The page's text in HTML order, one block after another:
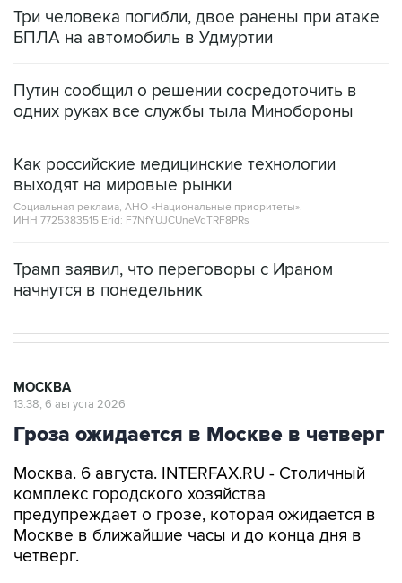
Три человека погибли, двое ранены при атаке
БПЛА на автомобиль в Удмуртии
Путин сообщил о решении сосредоточить в
одних руках все службы тыла Минобороны
Как российские медицинские технологии
выходят на мировые рынки
Социальная реклама, АНО «Национальные приоритеты».
ИНН 7725383515 Erid: F7NfYUJCUneVdTRF8PRs
Трамп заявил, что переговоры с Ираном
начнутся в понедельник
МОСКВА
13:38, 6 августа 2026
Гроза ожидается в Москве в четверг
Москва. 6 августа. INTERFAX.RU - Столичный
комплекс городского хозяйства
предупреждает о грозе, которая ожидается в
Москве в ближайшие часы и до конца дня в
четверг.